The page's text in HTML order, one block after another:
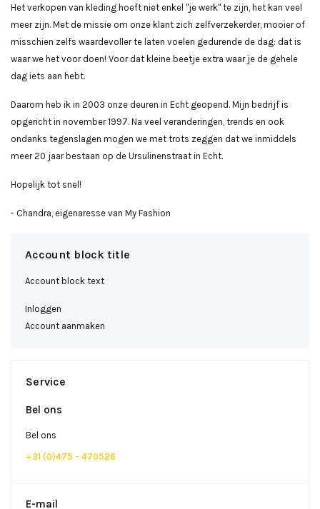
Het verkopen van kleding hoeft niet enkel "je werk" te zijn, het kan veel
meer zijn. Met de missie om onze klant zich zelfverzekerder, mooier of
misschien zelfs waardevoller te laten voelen gedurende de dag: dat is
waar we het voor doen! Voor dat kleine beetje extra waar je de gehele
dag iets aan hebt.
Daarom heb ik in 2003 onze deuren in Echt geopend. Mijn bedrijf is
opgericht in november 1997. Na veel veranderingen, trends en ook
ondanks tegenslagen mogen we met trots zeggen dat we inmiddels
meer 20 jaar bestaan op de Ursulinenstraat in Echt.
Hopelijk tot snel!
- Chandra, eigenaresse van My Fashion
Account block title
Account block text
Inloggen
Account aanmaken
Service
Bel ons
Bel ons
+31 (0)475 - 470526
E-mail